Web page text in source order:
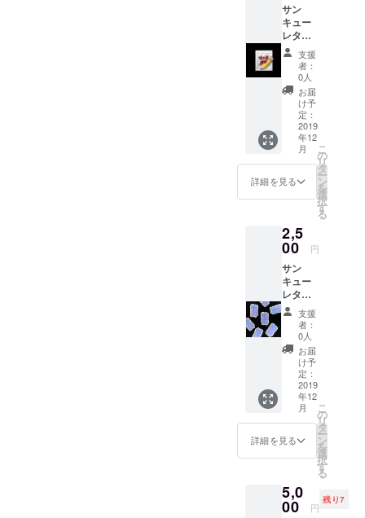
サン
キュー
レター
メン
バー全
員から
感謝の
気持ち
を込め
たお手
紙を郵
便にて
お送り
しま
す。
支援
者：
0人
お届
け予
定：
2019
年12
月
詳細を見る
こ
の
リ
タ
ー
ン
を
選
択
す
る
2,5
00 円
サン
キュー
レター
＋オリ
ジナル
ステッ
カー
支援
者：
0人
お届
け予
定：
2019
年12
月
詳細を見る
こ
の
リ
タ
ー
ン
を
選
択
す
る
5,0
00 円
残り7